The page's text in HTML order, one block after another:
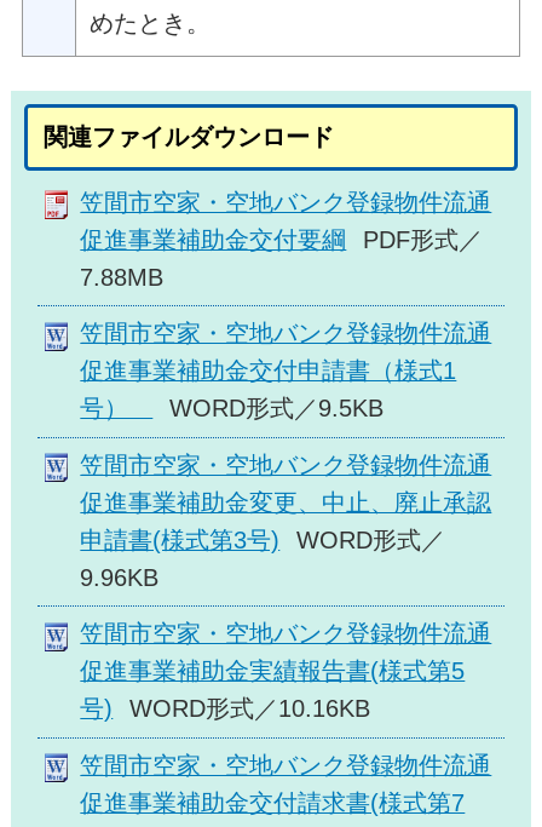
めたとき。
関連ファイルダウンロード
笠間市空家・空地バンク登録物件流通
促進事業補助金交付要綱
PDF形式／
7.88MB
笠間市空家・空地バンク登録物件流通
促進事業補助金交付申請書（様式1
号）
WORD形式／9.5KB
笠間市空家・空地バンク登録物件流通
促進事業補助金変更、中止、廃止承認
申請書(様式第3号)
WORD形式／
9.96KB
笠間市空家・空地バンク登録物件流通
促進事業補助金実績報告書(様式第5
号)
WORD形式／10.16KB
笠間市空家・空地バンク登録物件流通
促進事業補助金交付請求書(様式第7